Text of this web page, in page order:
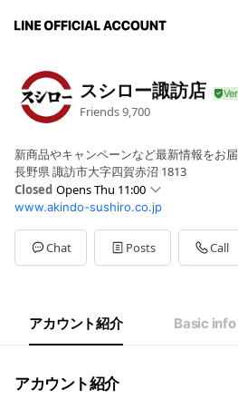
スシロー諏訪店
Friends9,700
新商品やキャンペーンなど最新情報をお
長野県 諏訪市大字四賀赤沼 1813
Closed Opens Thu 11:00
Mon11:00 - 23:00
Tue11:00 - 23:00
Wed11:00 - 23:00
Thu11:00 - 23:00
10:30 - 23:00
※年末年始・GW・お盆の営業内容はHP
www.akindo-sushiro.co.jp
Chat Posts Call
アカウント紹介 Basic info
アカウント紹介